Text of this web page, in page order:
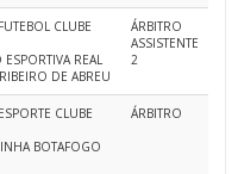
CLUBE
REAL
DE ABREU
ÁRBITRO
ASSISTENTE
2
CLUBE
BOTAFOGO
ÁRBITRO